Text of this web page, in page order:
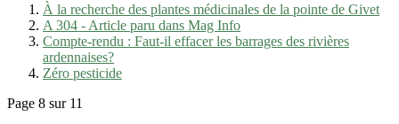
À la recherche des plantes médicinales de la pointe de Givet
A 304 - Article paru dans Mag Info
Compte-rendu : Faut-il effacer les barrages des rivières
ardennaises?
Zéro pesticide
Page 8 sur 11